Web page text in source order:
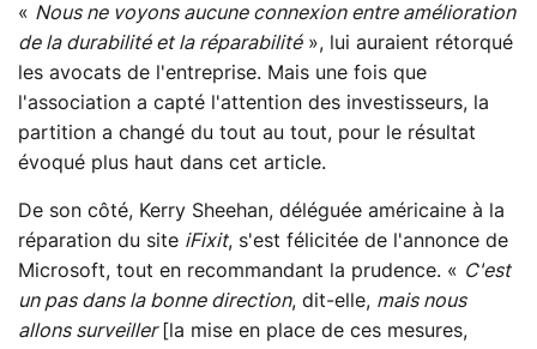
« Nous ne voyons aucune connexion entre amélioration
de la durabilité et la réparabilité», lui auraient rétorqué
les avocats de l'entreprise. Mais une fois que
l'association a capté l'attention des investisseurs, la
partition a changé du tout au tout, pour le résultat
évoqué plus haut dans cet article.
De son côté, Kerry Sheehan, déléguée américaine à la
réparation du site iFixit, s'est félicitée de l'annonce de
Microsoft, tout en recommandant la prudence. « C'est
un pas dans la bonne direction, dit-elle, mais nous
allons surveiller
[la mise en place de ces mesures,